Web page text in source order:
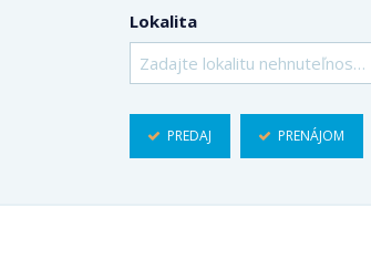
Lokalita
Zadajte lokalitu nehnuteľnosti ..
PREDAJ PRENÁJOM